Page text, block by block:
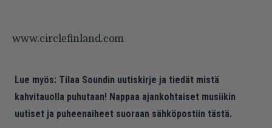
www.circlefinland.com
Lue myös: Tilaa Soundin uutiskirje ja tiedät mistä
kahvitauolla puhutaan! Nappaa ajankohtaiset musiikin
uutiset ja puheenaiheet suoraan sähköpostiin tästä.